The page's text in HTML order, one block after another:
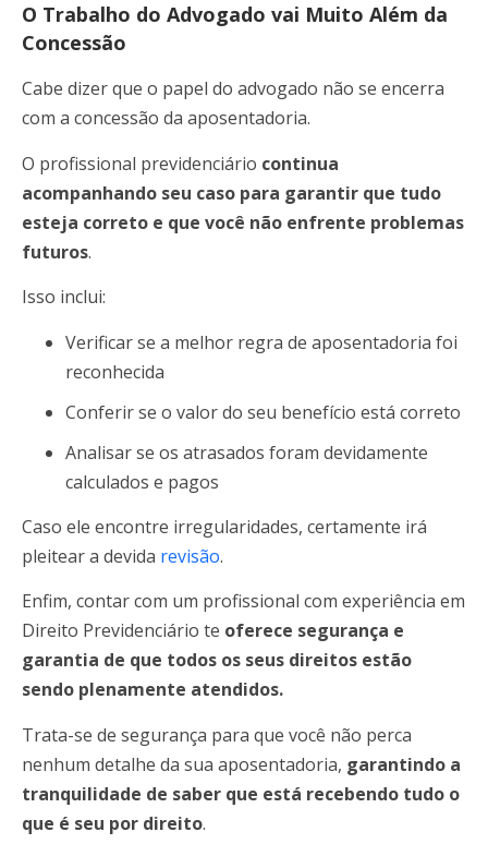
O Trabalho do Advogado vai Muito Além da
Concessão
Cabe dizer que o papel do advogado não se encerra
com a concessão da aposentadoria.
O profissional previdenciário continua
acompanhando seu caso para garantir que tudo
esteja correto e que você não enfrente problemas
futuros.
Isso inclui:
Verificar se a melhor regra de aposentadoria foi
reconhecida
Conferir se o valor do seu benefício está correto
Analisar se os atrasados foram devidamente
calculados e pagos
Caso ele encontre irregularidades, certamente irá
pleitear a devida revisão.
Enfim, contar com um profissional com experiência em
Direito Previdenciário te oferece segurança e
garantia de que todos os seus direitos estão
sendo plenamente atendidos.
Trata-se de segurança para que você não perca
nenhum detalhe da sua aposentadoria, garantindo a
tranquilidade de saber que está recebendo tudo o
que é seu por direito.